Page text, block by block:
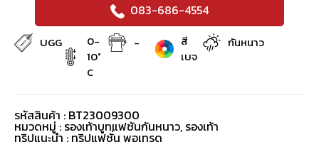
083-686-4554
UGG
0-
10°
C
-
สี
เบจ
กันหนาว
รหัสสินค้า : BT23009300
หมวดหมู่ : รองเท้าบูทแฟชันกันหนาว, รองเท้า
ทริปแนะนำ : ทริปแฟชั่น พอเทรด